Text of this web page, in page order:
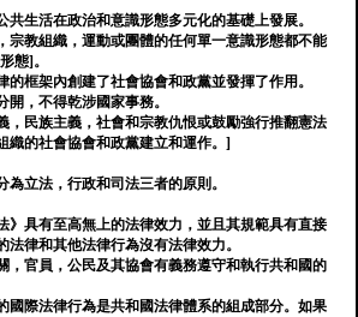
共生活在政治和意識形態多元化的基礎上發展。
宗教組織，運動或團體的任何單一意識形態都不能
態]。
的框架內創建了社會協會和政黨並發揮了作用。
開，不得乾涉國家事務。
，民族主義，社會和宗教仇恨或鼓勵強行推翻憲法
織的社會協會和政黨建立和運作。]
為立法，行政和司法三者的原則。
》具有至高無上的法律效力，並且其規範具有直接
法律和其他法律行為沒有法律效力。
，官員，公民及其協會有義務遵守和執行共和國的
國際法律行為是共和國法律體系的組成部分。如果